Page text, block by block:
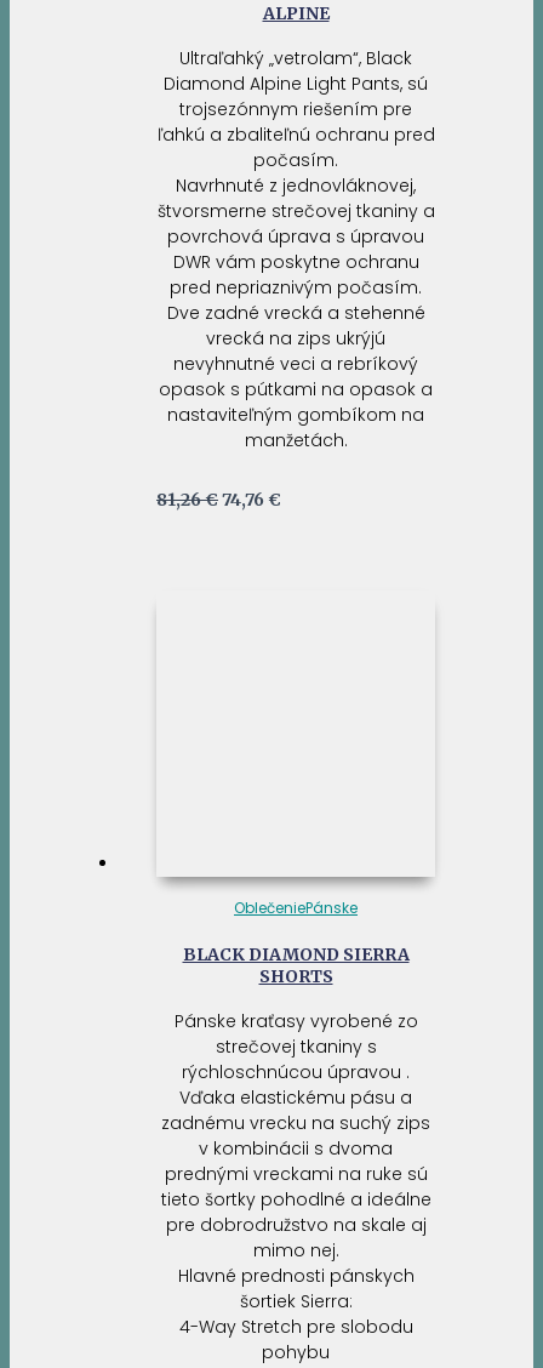
ALPINE
Ultraľahký „vetrolam“, Black
Diamond Alpine Light Pants, sú
trojsezónnym riešením pre
ľahkú a zbaliteľnú ochranu pred
počasím.
Navrhnuté z jednovláknovej,
štvorsmerne strečovej tkaniny a
povrchová úprava s úpravou
DWR vám poskytne ochranu
pred nepriaznivým počasím.
Dve zadné vrecká a stehenné
vrecká na zips ukrýjú
nevyhnutné veci a rebríkový
opasok s pútkami na opasok a
nastaviteľným gombíkom na
manžetách.
81,26€Pôvodná
74,76 €
OblečeniePánske
BLACK DIAMOND SIERRA
SHORTS
Pánske kraťasy vyrobené zo
strečovej tkaniny s
rýchloschnúcou úpravou .
Vďaka elastickému pásu a
zadnému vrecku na suchý zips
v kombinácii s dvoma
prednými vreckami na ruke sú
tieto šortky pohodlné a ideálne
pre dobrodružstvo na skale aj
mimo nej.
Hlavné prednosti pánskych
šortiek Sierra:
4-Way Stretch pre slobodu
pohybu